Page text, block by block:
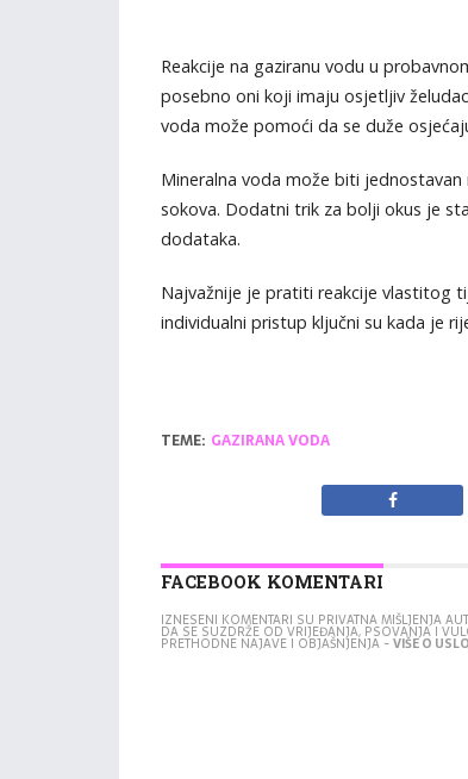
Reakcije na gaziranu vodu u
posebno oni koji imaju osjetljiv
voda može pomoći da se duže
Mineralna voda može biti
sokova. Dodatni trik za bolji okus je
dodataka.
Najvažnije je pratiti reakcije vlastitog
individualni pristup ključni su kada je
TEME: GAZIRANA VODA
FACEBOOK KOMENTARI
IZNESENI KOMENTARI SU PRIVATNA MIŠLJENJA
DA SE SUZDRŽE OD VRIJEĐANJA, PSOVANJA I
PRETHODNE NAJAVE I OBJAŠNJENJA -VIŠE O